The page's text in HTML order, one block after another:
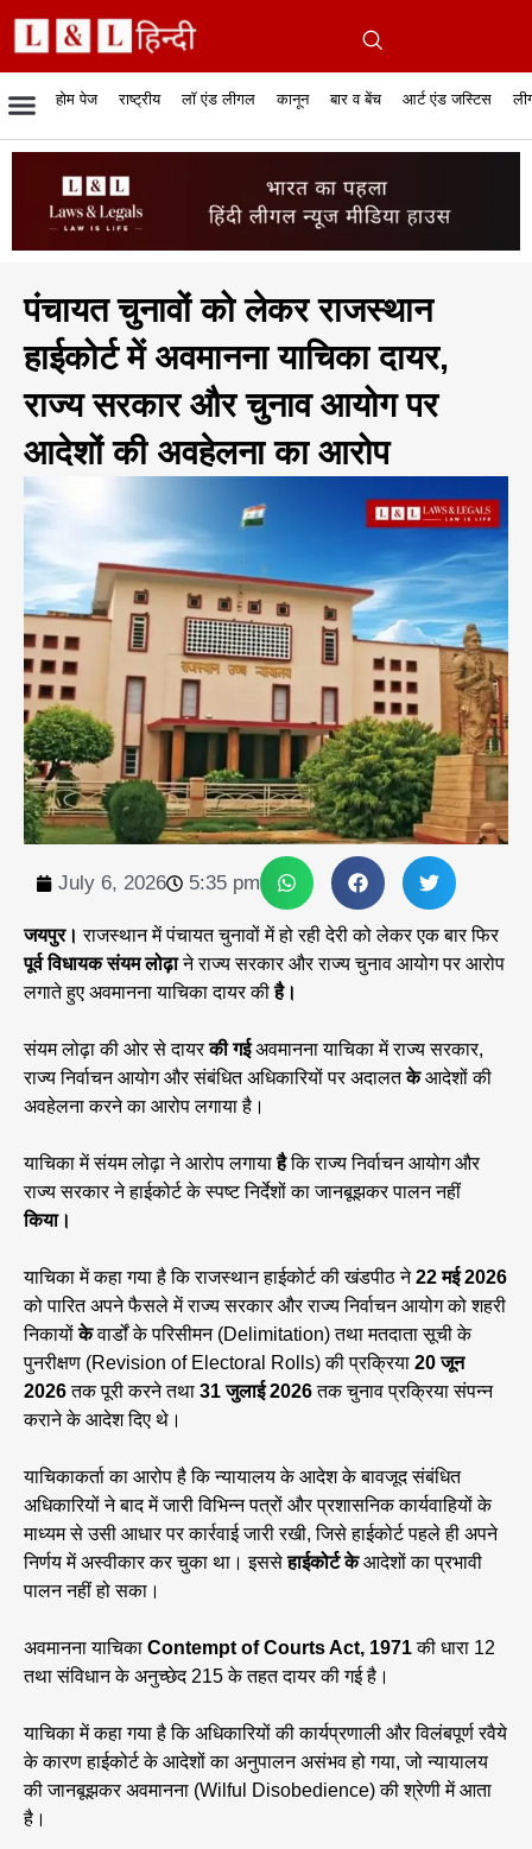
होम पेज राष्ट्रीय
रिपोर्टेबल जजमेंट सुप्रीम कोर्ट हाईकोर्ट
लॉ एंड लीगल
रिसर्च एनालाईसिस एंड लॉ केस स्टेटस
कानून
व्यापार में कानून फिल्में और कानून
बार व बेंच
बार एसोसिएशन बार
आर्ट एंड जस्टिस
जस्टिस एंड जस्टिस
पंचायत चुनावों को लेकर राजस्थान
हाईकोर्ट में अवमानना याचिका दायर,
राज्य सरकार और चुनाव आयोग पर
आदेशों की अवहेलना का आरोप
July 6, 2026 5:35 pm
जयपुर। राजस्थान में पंचायत चुनावों में हो रही देरी को लेकर एक बार फिर
पूर्व विधायक संयम लोढ़ाने राज्य सरकार और राज्य चुनाव आयोग पर आरोप
लगाते हुए अवमानना याचिका दायर कीहै।
संयम लोढ़ा की ओर से दायरकी गईअवमानना याचिका में राज्य सरकार,
राज्य निर्वाचन आयोग और संबंधित अधिकारियों पर अदालतकेआदेशों की
अवहेलना करने का आरोप लगाया है।
याचिका में संयम लोढ़ा ने आरोप लगायाहैकि राज्य निर्वाचन आयोग और
राज्य सरकार ने हाईकोर्ट के स्पष्ट निर्देशों का जानबूझकर पालन नहीं
किया।
याचिका में कहा गया है कि राजस्थान हाईकोर्ट की खंडपीठ ने22 मई 2026
को पारित अपने फैसले में राज्य सरकार और राज्य निर्वाचन आयोग को शहरी
निकायोंकेवार्डों के परिसीमन (Delimitation) तथा मतदाता सूची के
पुनरीक्षण (Revision of Electoral Rolls) की प्रक्रिया 20 जून
2026तक पूरी करने तथा 31 जुलाई 2026तक चुनाव प्रक्रिया संपन्न
कराने के आदेश दिए थे।
याचिकाकर्ता का आरोप है कि न्यायालय के आदेश के बावजूद संबंधित
अधिकारियों ने बाद में जारी विभिन्न पत्रों और प्रशासनिक कार्यवाहियों के
माध्यम से उसी आधार पर कार्रवाई जारी रखी, जिसे हाईकोर्ट पहले ही अपने
निर्णय में अस्वीकार कर चुका था। इससेहाईकोर्ट केआदेशों का प्रभावी
पालन नहीं हो सका।
अवमानना याचिका Contempt of Courts Act, 1971की धारा 12
तथा संविधान के अनुच्छेद 215 के तहत दायर की गई है।
याचिका में कहा गया है कि अधिकारियों की कार्यप्रणाली और विलंबपूर्ण रवैये
के कारण हाईकोर्ट के आदेशों का अनुपालन असंभव हो गया, जो न्यायालय
की जानबूझकर अवमानना (Wilful Disobedience) की श्रेणी में आता
है।